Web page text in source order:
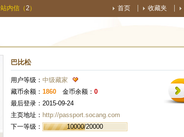
站内信（2） 收藏夹
首页
巴比松
用户等级： 中级藏家
藏币余额： 1860 金币余额： 0
最后登录：2015-09-24
主页地址： http://passport.socang.com
下一等级：
10000/20000